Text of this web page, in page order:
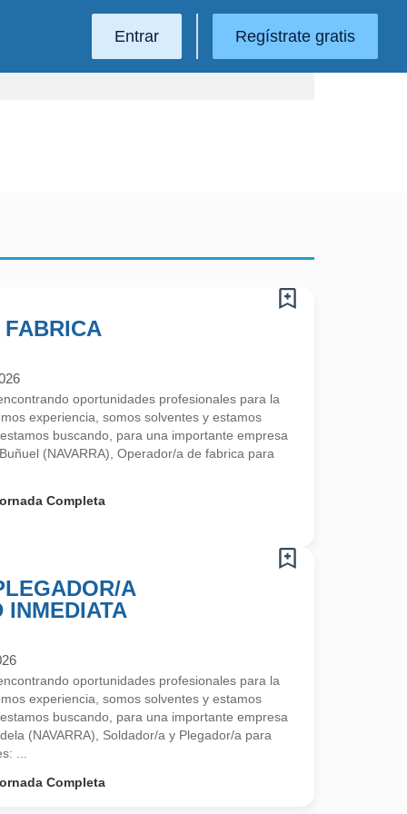
Entrar Regístrate gratis
oportunidades profesionales para la
experiencia, somos solventes y estamos
buscando, para una importante empresa
(NAVARRA), Operador/a de fabrica para
Completa
A
INMEDIATA
oportunidades profesionales para la
experiencia, somos solventes y estamos
buscando, para una importante empresa
(NAVARRA), Soldador/a y Plegador/a para
...
Completa